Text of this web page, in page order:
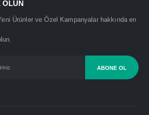
OLUN
Ürünler ve Özel Kampanyalar hakkında en